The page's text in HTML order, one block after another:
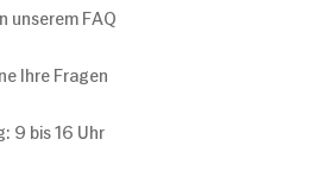
unserem FAQ
Ihre Fragen
9 bis 16 Uhr